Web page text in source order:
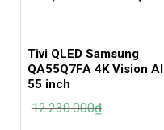
Tivi QLED Samsung
QA55Q7FA 4K Vision AI
55 inch
12.230.000₫